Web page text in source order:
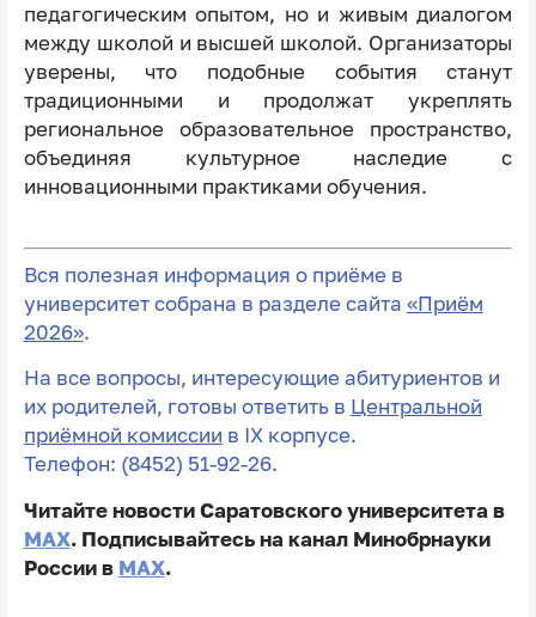
педагогическим опытом, но и живым диалогом
между школой и высшей школой. Организаторы
уверены, что подобные события станут
традиционными и продолжат укреплять
региональное образовательное пространство,
объединяя культурное наследие с
инновационными практиками обучения.
Вся полезная информация о приёме в
университет собрана в разделе сайта «Приём
2026».
На все вопросы, интересующие абитуриентов и
их родителей, готовы ответить в Центральной
приёмной комиссии в IX корпусе.
Телефон: (8452) 51-92-26.
Читайте новости Саратовского университета в
MAX. Подписывайтесь на канал Минобрнауки
России в MAX.